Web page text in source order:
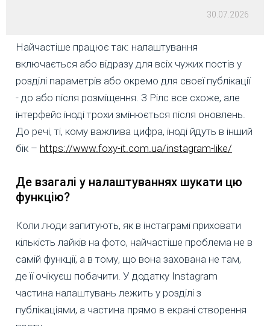
30.07.2026
Найчастіше працює так: налаштування
включається або відразу для всіх чужих постів у
розділі параметрів або окремо для своєї публікації
- до або після розміщення. З Рілс все схоже, але
інтерфейс іноді трохи змінюється після оновлень.
До речі, ті, кому важлива цифра, іноді йдуть в інший
бік – https://www.foxy-it.com.ua/instagram-like/
Де взагалі у налаштуваннях шукати цю
функцію?
Коли люди запитують, як в інстаграмі приховати
кількість лайків на фото, найчастіше проблема не в
самій функції, а в тому, що вона захована не там,
де її очікуєш побачити. У додатку Instagram
частина налаштувань лежить у розділі з
публікаціями, а частина прямо в екрані створення